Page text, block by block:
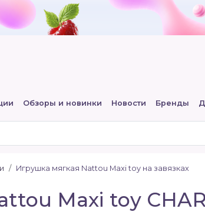
Обзоры и новинки Новости Бренды
Игрушка мягкая Nattou Maxi toy на завязках
Maxi toy